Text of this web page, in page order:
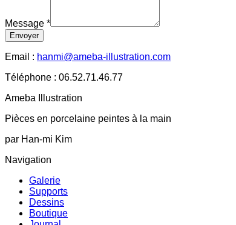
Message *
Envoyer
Email : hanmi@ameba-illustration.com
Téléphone : 06.52.71.46.77
Ameba Illustration
Pièces en porcelaine peintes à la main
par Han-mi Kim
Navigation
Galerie
Supports
Dessins
Boutique